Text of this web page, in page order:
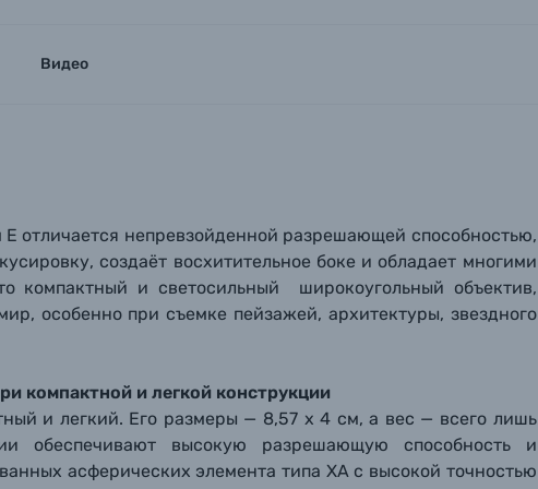
Видео
E отличается непревзойденной разрешающей способностью,
создаёт восхитительное боке и обладает многими
компактный и светосильный широкоугольный объектив,
особенно при съемке пейзажей, архитектуры, звездного
компактной и легкой конструкции
и легкий. Его размеры — 8,57 x 4 см, а вес — всего лишь
обеспечивают высокую разрешающую способность и
асферических элемента типа XA с высокой точностью